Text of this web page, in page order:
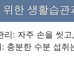
한 생활습
리: 자주 손을 씻
충분한 수분 섭취